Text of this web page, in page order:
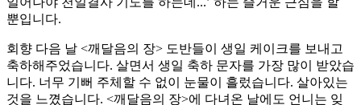
뿐입니다.
회향 다음 날 <깨달음의 장> 도반들이 생일 케이크를 보내고
축하해주었습니다. 살면서 생일 축하 문자를 가장 많이 받았습
니다. 너무 기뻐 주체할 수 없이 눈물이 흘렀습니다. 살아있는
것을 느꼈습니다. <깨달음의 장>에 다녀온 날에도 언니는 잊